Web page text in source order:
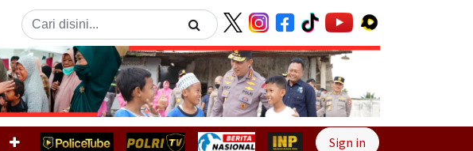
Next
Sign in